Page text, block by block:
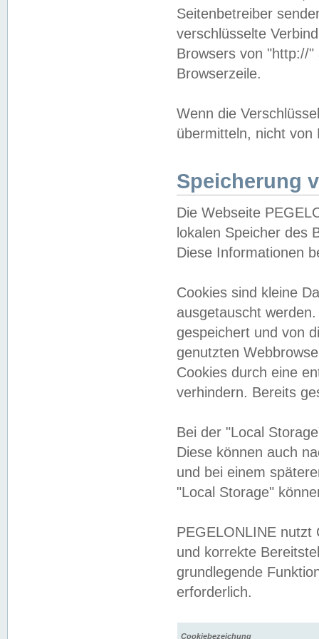
Seitenbetreiber
verschlüsselte
Browsers von "http://
Browserzeile.
Wenn die
übermitteln, nicht von
Speicherung
Die Webseite
lokalen Speicher des
Diese Informationen
Cookies sind kleine
ausgetauscht
gespeichert und von
genutzten
Cookies durch eine
verhindern. Bereits
Bei der "Local
Diese können auch
und bei einem
"Local Storage"
PEGELONLINE nutzt
und korrekte
grundlegende
erforderlich.
Cookiebezeichung